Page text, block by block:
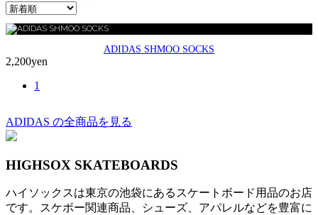
ADIDAS SHMOO SOCKS
2,200yen
1
ADIDAS の全商品を見る
HIGHSOX SKATEBOARDS
ハイソックスは東京の池袋にあるスケートボード用品のお店
です。スケボー関連商品、シューズ、アパレルなどを豊富に